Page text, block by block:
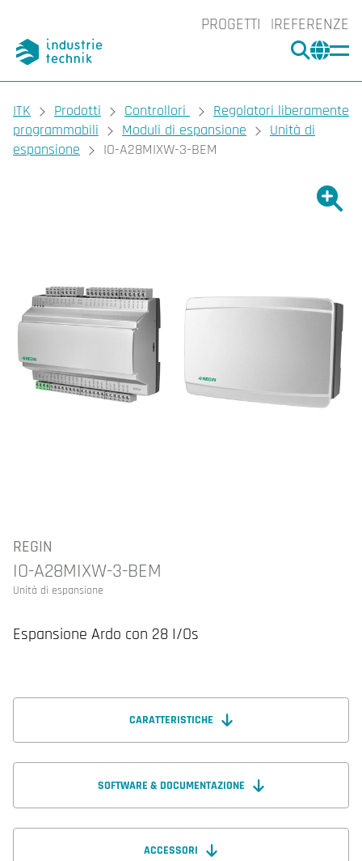
PROGETTI REFERENZE
CERCA
You are here:
ITK Prodotti Controllori
Regolatori liberamente
programmabili
Moduli di espansione
Unità di
espansione
IO-A28MIXW-3-BEM
REGIN
IO-A28MIXW-3-BEM
Unità di espansione
Espansione Ardo con 28 I/Os
CARATTERISTICHE
SOFTWARE & DOCUMENTAZIONE
ACCESSORI